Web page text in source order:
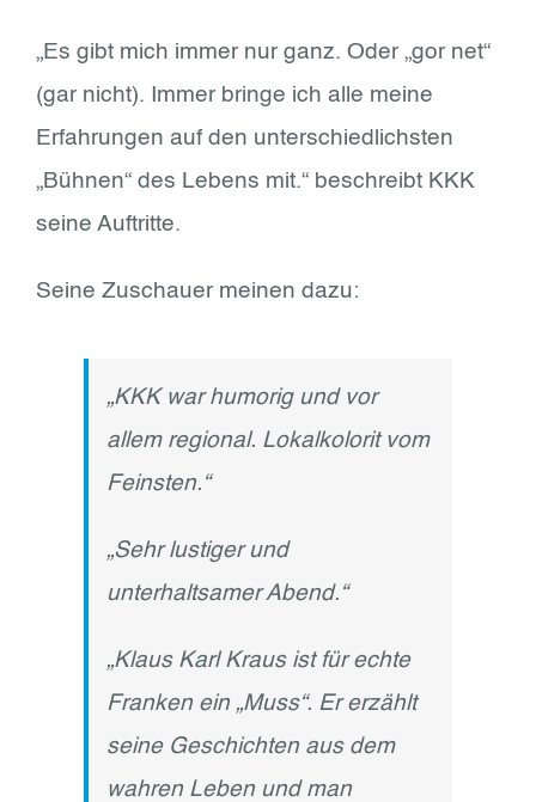
„Es gibt mich immer nur ganz. Oder „gor net“
(gar nicht). Immer bringe ich alle meine
Erfahrungen auf den unterschiedlichsten
„Bühnen“ des Lebens mit.“ beschreibt KKK
seine Auftritte.
Seine Zuschauer meinen dazu:
„KKK war humorig und vor
allem regional. Lokalkolorit vom
Feinsten.“
„Sehr lustiger und
unterhaltsamer Abend.“
„Klaus Karl Kraus ist für echte
Franken ein „Muss“. Er erzählt
seine Geschichten aus dem
wahren Leben und man